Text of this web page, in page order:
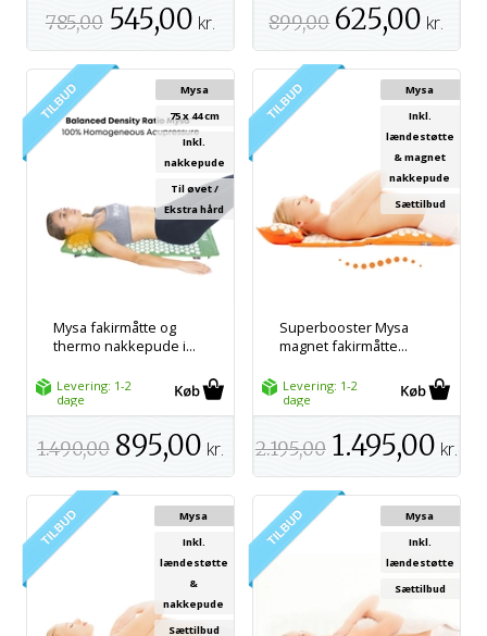
785,00 545,00 kr. 899,00 625,00 kr.
Mysa fakirmåtte og
thermo nakkepude i...
Mysa
75 x 44 cm
Inkl.
nakkepude
Til øvet /
Ekstra hård
Levering: 1-2
dage
1.490,00 895,00 kr.
Superbooster Mysa
magnet fakirmåtte...
Mysa
Inkl.
lændestøtte
& magnet
nakkepude
Sættilbud
Levering: 1-2
dage
2.195,00 1.495,00 kr.
Mysa
Inkl.
lændestøtte
&
nakkepude
Sættilbud
Mysa
Inkl.
lændestøtte
Sættilbud